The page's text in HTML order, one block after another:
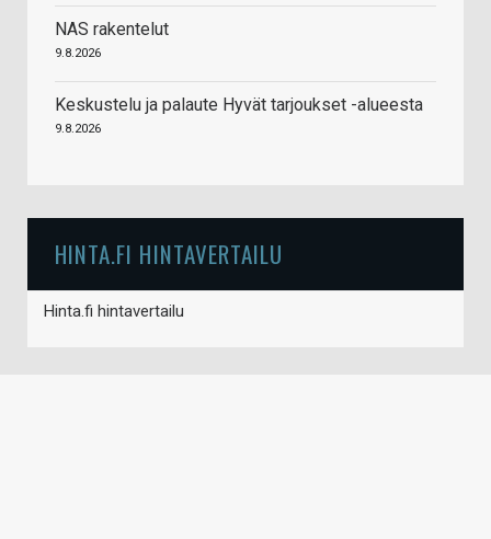
NAS rakentelut
9.8.2026
Keskustelu ja palaute Hyvät tarjoukset -alueesta
9.8.2026
HINTA.FI HINTAVERTAILU
Hinta.fi hintavertailu